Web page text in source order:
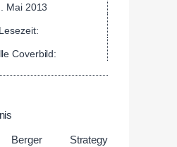
Mai 2013
Lesezeit:
Coverbild:
Berger Strategy